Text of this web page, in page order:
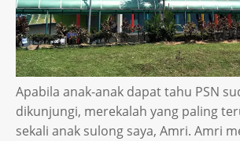
Apabila anak-anak dapat tahu PSN
dikunjungi, merekalah yang paling
sekali anak sulong saya, Amri. Amri